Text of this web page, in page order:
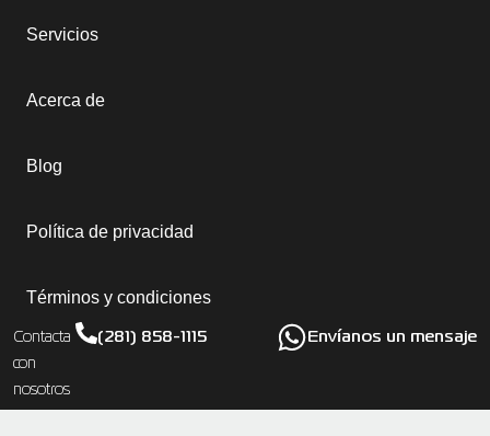
Servicios
Acerca de
Blog
Política de privacidad
Términos y condiciones
Contacta
con
nosotros
(281) 858-1115 Envíanos un mensaje